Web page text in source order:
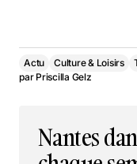
Actu Culture & Loisirs
par Priscilla Gelz
Nantes